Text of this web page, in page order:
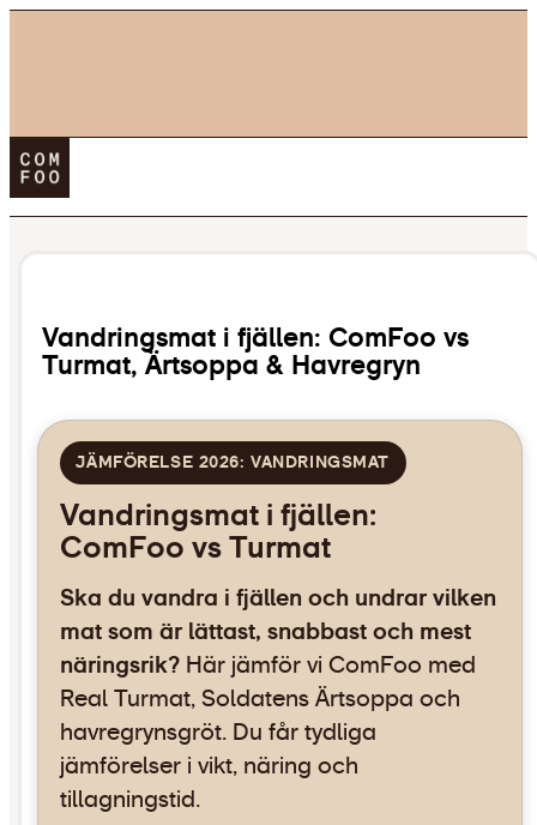
Vandringsmat i fjällen: ComFoo vs
Turmat, Ärtsoppa & Havregryn
JÄMFÖRELSE 2026: VANDRINGSMAT
Vandringsmat i fjällen:
ComFoo vs Turmat
Ska du vandra i fjällen och undrar vilken
mat som är lättast, snabbast och mest
näringsrik?Här jämför vi ComFoo med
Real Turmat, Soldatens Ärtsoppa och
havregrynsgröt. Du får tydliga
jämförelser i vikt, näring och
tillagningstid.